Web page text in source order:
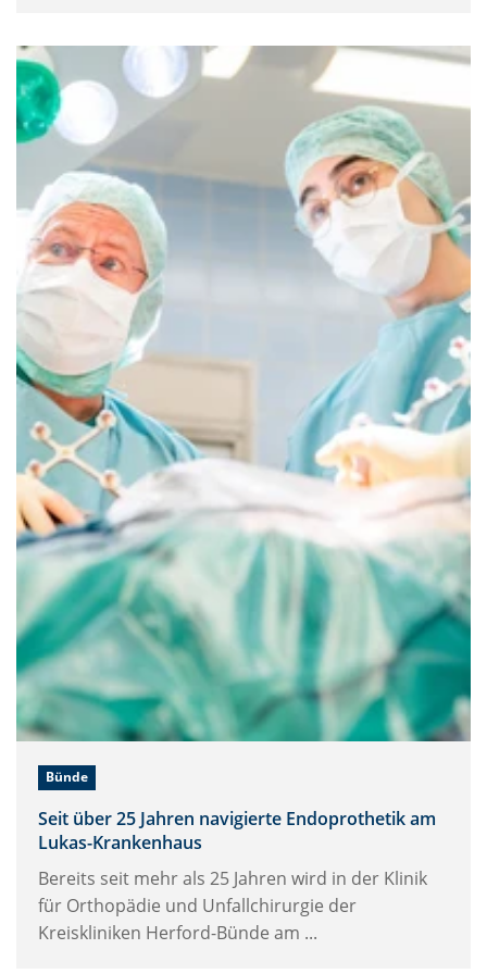
Bünde
Seit über 25 Jahren navigierte Endoprothetik am
Lukas-Krankenhaus
Bereits seit mehr als 25 Jahren wird in der Klinik
für Orthopädie und Unfallchirurgie der
Kreiskliniken Herford-Bünde am ...